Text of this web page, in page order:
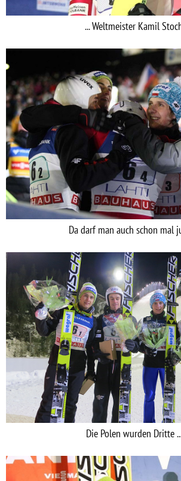
... Weltmeister Kamil
Da darf man auch schon mal
Die Polen wurden Dritte